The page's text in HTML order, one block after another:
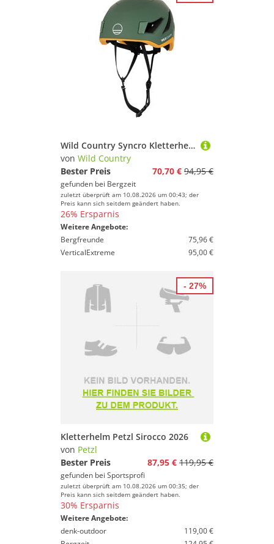
Wild Country Syncro Kletterhelm
von Wild Country
Bester Preis
70,70 € 94,95 €
gefunden bei Bergzeit
zuletzt überprüft am 10.08.2026 um 00:43; der
Preis kann sich seitdem geändert haben.
26% Ersparnis
Weitere Angebote:
Bergfreunde
75,96 €
VerticalExtreme
95,00 €
Kletterhelm Petzl Sirocco 2026
von Petzl
Bester Preis
87,95 € 119,95 €
gefunden bei Sportsprofi
zuletzt überprüft am 10.08.2026 um 00:35; der
Preis kann sich seitdem geändert haben.
30% Ersparnis
Weitere Angebote:
denk-outdoor
119,00 €
- 27%